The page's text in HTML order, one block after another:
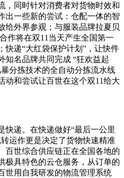
，同时针对消费者对货物时效和
出一些新的尝试：仓配一体的智
给外界参观；与服装品牌拉夏贝
作将在双11当天产生全国第一
快递“大红袋保护计划”，让快件
知名品牌共同完成 “狂欢益起
分拣技术的全自动分拣流水线
动和尝试让百世在这个双11给大
快递。在快递做好“最后一公里
运作更是决定了货物快速精准
百世综合供应链正在全国各地的
极具特色的云仓服务，从订单的
世用自我研发的物流管理系统